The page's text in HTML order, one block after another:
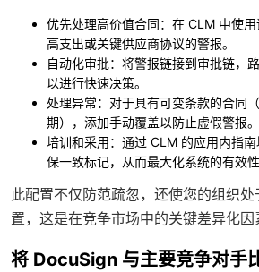
优先处理高价值合同 ：在 CLM 中使
高支出或关键供应商协议的警报。
自动化审批：将警报链接到审批链，
以进行快速决策。
处理异常：对于具有可变条款的合同
期），添加手动覆盖以防止虚假警报。
培训和采用 ：通过 CLM 的应用内指
保一致标记，从而最大化系统的有效性
此配置不仅防范疏忽，还使您的组织
置，这是在竞争市场中的关键差异化因
将 DocuSign 与主要竞争对手